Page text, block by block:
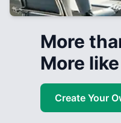
More
More
Create Your